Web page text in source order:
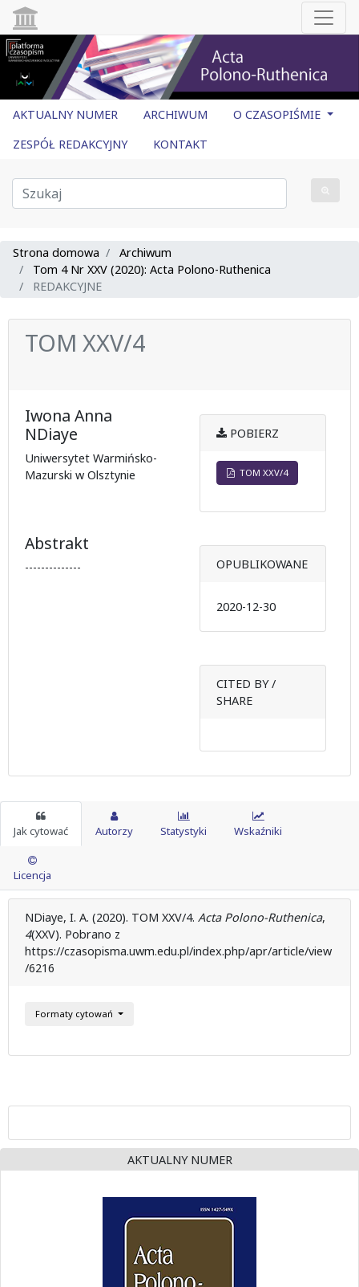
AKTUALNY NUMER ARCHIWUM
O CZASOPIŚMIE
ZESPÓŁ REDAKCYJNY
KONTAKT
Strona domowa
Archiwum
Tom 4 Nr XXV (2020): Acta Polono-Ruthenica
REDAKCYJNE
TOM XXV/4
Iwona Anna
NDiaye
Uniwersytet Warmińsko-
Mazurski w Olsztynie
Abstrakt
--------------
POBIERZ
TOM XXV/4
OPUBLIKOWANE
2020-12-30
CITED BY /
SHARE
Jak cytować Autorzy Statystyki Wskaźniki
Licencja
NDiaye, I. A. (2020). TOM XXV/4. Acta Polono-Ruthenica,
4(XXV). Pobrano z
https://czasopisma.uwm.edu.pl/index.php/apr/article/view
/6216
Formaty cytowań
AKTUALNY NUMER